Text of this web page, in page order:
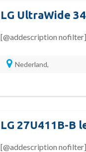
LG UltraWide
[@addescription nofilter]
Nederland,
LG 27U411B-B
[@addescription nofilter]